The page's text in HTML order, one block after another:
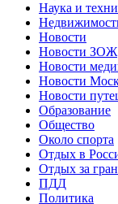
Наука и
Новости
Новости ЗОЖ
Новости
Новости
Новости
Образование
Общество
Около спорта
Отдых в
Отдых за
ПДД
Политика